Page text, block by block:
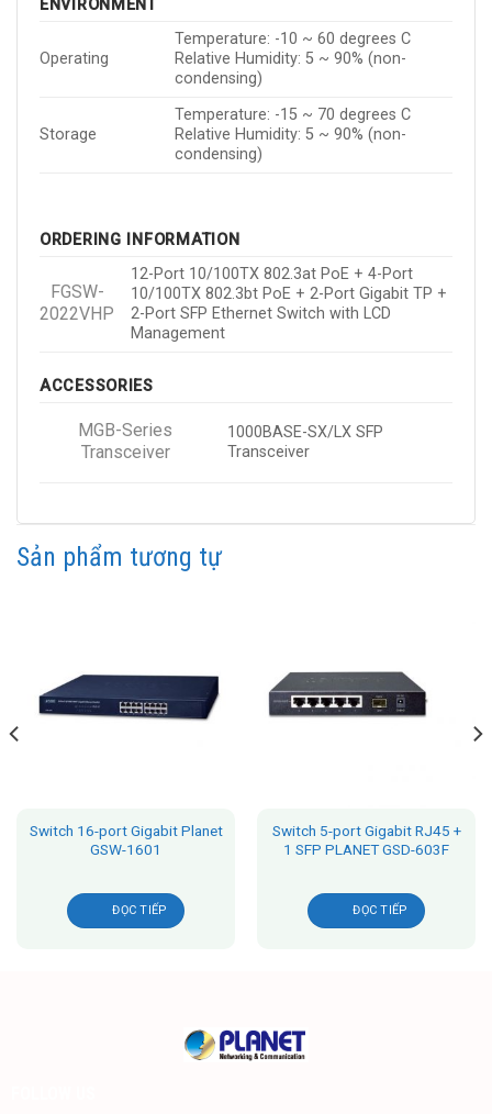
ENVIRONMENT
Operating
Temperature: -10 ~ 60 degrees C
Relative Humidity: 5 ~ 90% (non-
condensing)
Storage
Temperature: -15 ~ 70 degrees C
Relative Humidity: 5 ~ 90% (non-
condensing)
ORDERING INFORMATION
FGSW-
2022VHP
12-Port 10/100TX 802.3at PoE + 4-Port
10/100TX 802.3bt PoE + 2-Port Gigabit TP +
2-Port SFP Ethernet Switch with LCD
Management
ACCESSORIES
MGB-Series
Transceiver
1000BASE-SX/LX SFP
Transceiver
Sản phẩm tương tự
Switch 16-port Gigabit Planet
GSW-1601
ĐỌC TIẾP
Switch 5-port Gigabit RJ45 +
1 SFP PLANET GSD-603F
ĐỌC TIẾP